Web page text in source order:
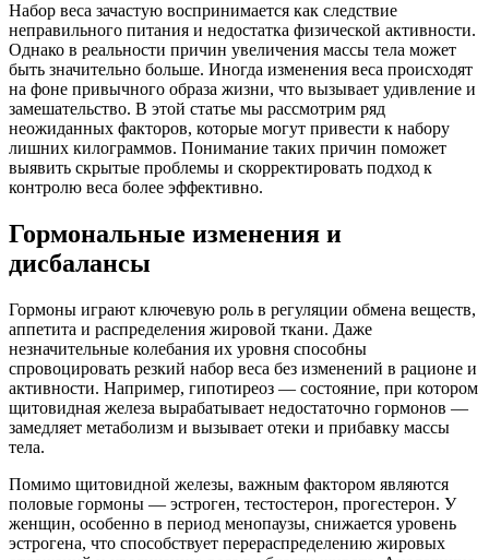
Набор веса зачастую воспринимается как следствие
неправильного питания и недостатка физической активности.
Однако в реальности причин увеличения массы тела может
быть значительно больше. Иногда изменения веса происходят
на фоне привычного образа жизни, что вызывает удивление и
замешательство. В этой статье мы рассмотрим ряд
неожиданных факторов, которые могут привести к набору
лишних килограммов. Понимание таких причин поможет
выявить скрытые проблемы и скорректировать подход к
контролю веса более эффективно.
Гормональные изменения и
дисбалансы
Гормоны играют ключевую роль в регуляции обмена веществ,
аппетита и распределения жировой ткани. Даже
незначительные колебания их уровня способны
спровоцировать резкий набор веса без изменений в рационе и
активности. Например, гипотиреоз — состояние, при котором
щитовидная железа вырабатывает недостаточно гормонов —
замедляет метаболизм и вызывает отеки и прибавку массы
тела.
Помимо щитовидной железы, важным фактором являются
половые гормоны — эстроген, тестостерон, прогестерон. У
женщин, особенно в период менопаузы, снижается уровень
эстрогена, что способствует перераспределению жировых